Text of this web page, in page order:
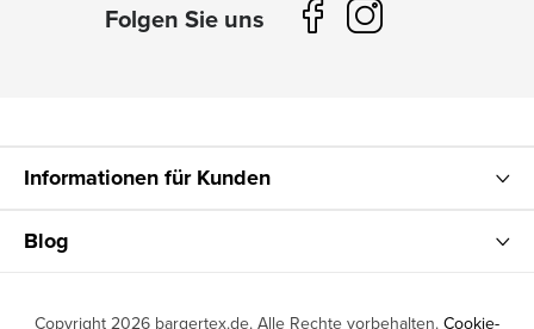
Informationen für Kunden
Blog
Copyright 2026 bargertex.de. Alle Rechte vorbehalten. Cookie-